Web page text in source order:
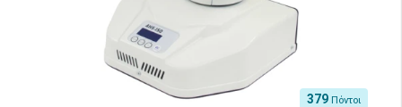
379 Πόντοι